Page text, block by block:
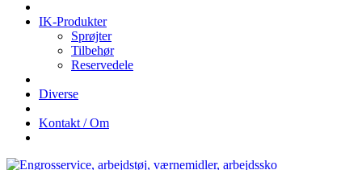
IK-Produkter
Sprøjter
Tilbehør
Reservedele
Diverse
Kontakt / Om